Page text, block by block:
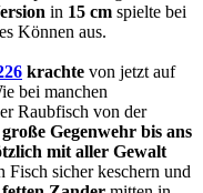
in 15 cm spielte bei
Können aus.
krachte von jetzt auf
bei manchen
Raubfisch von der
Gegenwehr bis ans
mit aller Gewalt
sicher keschern und